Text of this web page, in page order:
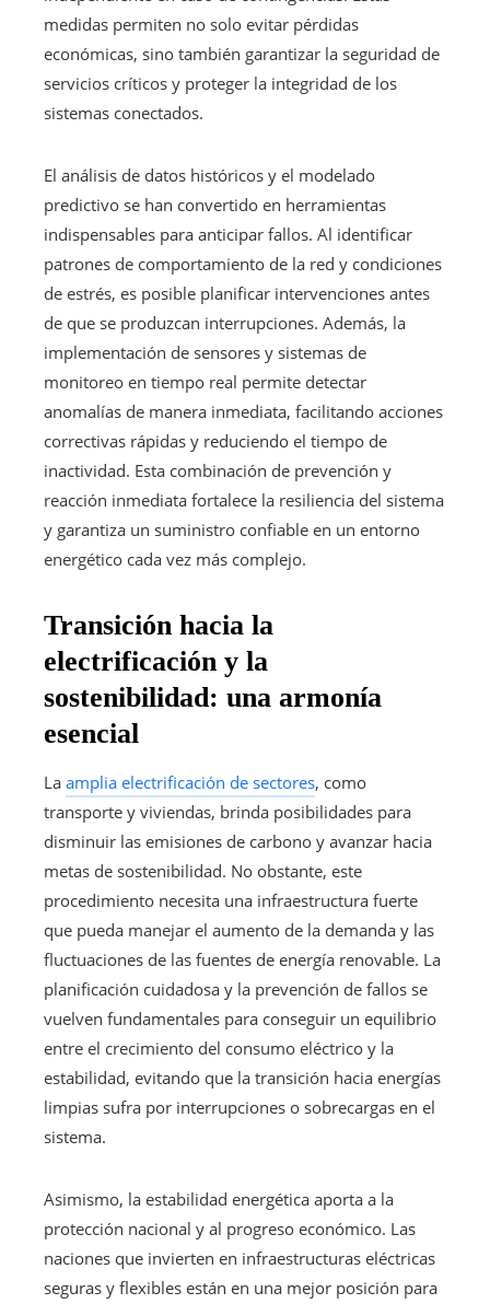
medidas permiten no solo evitar pérdidas
económicas, sino también garantizar la seguridad de
servicios críticos y proteger la integridad de los
sistemas conectados.
El análisis de datos históricos y el modelado
predictivo se han convertido en herramientas
indispensables para anticipar fallos. Al identificar
patrones de comportamiento de la red y condiciones
de estrés, es posible planificar intervenciones antes
de que se produzcan interrupciones. Además, la
implementación de sensores y sistemas de
monitoreo en tiempo real permite detectar
anomalías de manera inmediata, facilitando acciones
correctivas rápidas y reduciendo el tiempo de
inactividad. Esta combinación de prevención y
reacción inmediata fortalece la resiliencia del sistema
y garantiza un suministro confiable en un entorno
energético cada vez más complejo.
Transición hacia la
electrificación y la
sostenibilidad: una armonía
esencial
La amplia electrificación de sectores, como
transporte y viviendas, brinda posibilidades para
disminuir las emisiones de carbono y avanzar hacia
metas de sostenibilidad. No obstante, este
procedimiento necesita una infraestructura fuerte
que pueda manejar el aumento de la demanda y las
fluctuaciones de las fuentes de energía renovable. La
planificación cuidadosa y la prevención de fallos se
vuelven fundamentales para conseguir un equilibrio
entre el crecimiento del consumo eléctrico y la
estabilidad, evitando que la transición hacia energías
limpias sufra por interrupciones o sobrecargas en el
sistema.
Asimismo, la estabilidad energética aporta a la
protección nacional y al progreso económico. Las
naciones que invierten en infraestructuras eléctricas
seguras y flexibles están en una mejor posición para